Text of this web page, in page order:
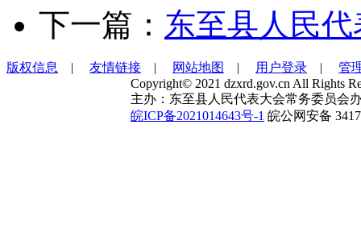
下一篇： 东至县人民
版权信息 | 友情链接 | 网站地图 | 用户登录 | 管
Copyright© 2021 dzxrd.gov.cn All Rights
主办：东至县人民代表大会常务委员会
皖ICP备2021014643号-1 皖公网安备